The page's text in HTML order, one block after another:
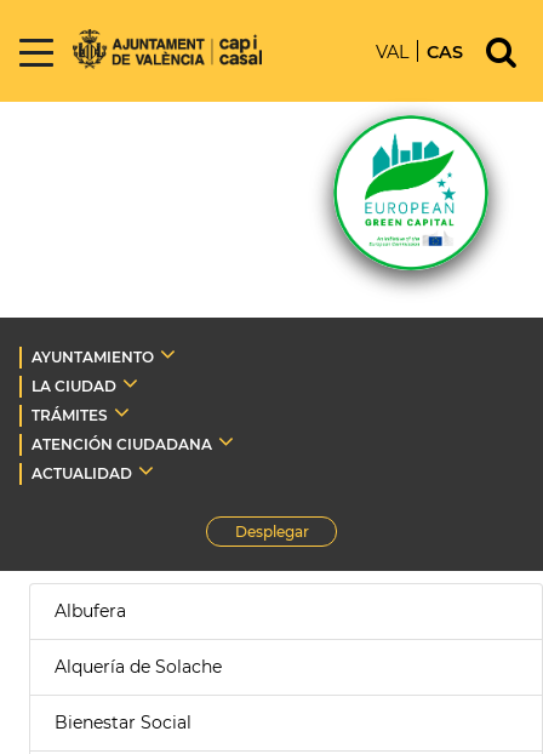
VAL CAS
AYUNTAMIENTO
LA CIUDAD
TRÁMITES
ATENCIÓN CIUDADANA
ACTUALIDAD
Desplegar
Albufera
Alquería de Solache
Bienestar Social